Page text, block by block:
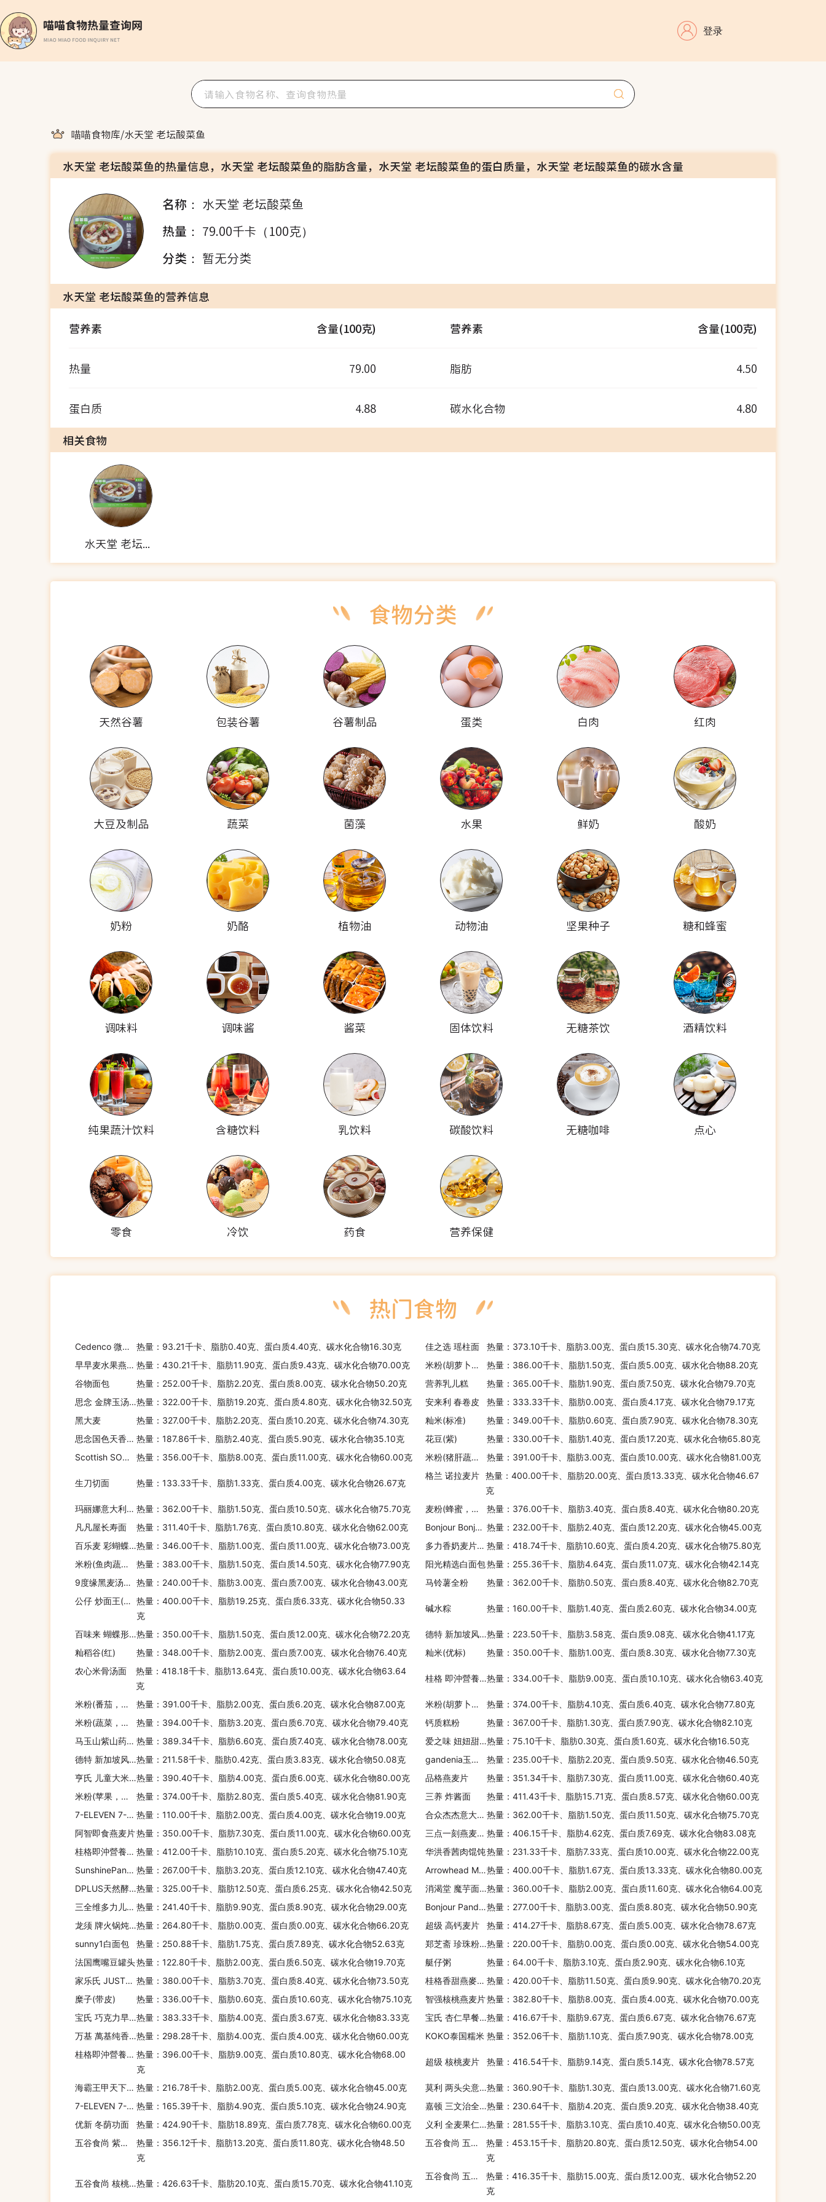
登录
喵喵食物库/水天堂 老坛酸菜鱼
水天堂 老坛酸菜鱼的热量信息，水天堂 老坛酸菜鱼的脂肪含量，水天堂 老坛酸菜鱼的蛋白质量，水天堂 老坛酸菜鱼的碳水含量
名称： 水天堂 老坛酸菜鱼
热量： 79.00千卡（100克）
分类： 暂无分类
水天堂 老坛酸菜鱼的营养信息
营养素
含量(100克) 营养素 含量(100克)
热量 79.00 脂肪 4.50
蛋白质 4.88 碳水化合物
4.80
相关食物
水天堂 老坛酸菜鱼
天然谷薯 包装谷薯 谷薯制品 蛋类 白肉 红肉
大豆及制品 蔬菜 菌藻 水果 鲜奶 酸奶
奶粉 奶酪 植物油 动物油 坚果种子 糖和蜂蜜
调味料 调味酱 酱菜 固体饮料 无糖茶饮 酒精饮料
纯果蔬汁饮料 含糖饮料 乳饮料 碳酸饮料 无糖咖啡 点心
零食 冷饮 药食 营养保健
Cedenco 微波甜玉米 热量：93.21千卡、脂肪0.40克、蛋白质4.40克、碳水化合物16.30克 佳之选 瑶柱面
热量：373.10千卡、脂肪3.00克、蛋白质15.30克、碳水化合物74.70克
早早麦水果燕麦片(苹果葡萄口味) 热量：430.21千卡、脂肪11.90克、蛋白质9.43克、碳水化合物70.00克 米粉(胡萝卜，亨氏)
热量：386.00千卡、脂肪1.50克、蛋白质5.00克、碳水化合物88.20克
谷物面包
热量：252.00千卡、脂肪2.20克、蛋白质8.00克、碳水化合物50.20克 营养乳儿糕
热量：365.00千卡、脂肪1.90克、蛋白质7.50克、碳水化合物79.70克
思念 金牌玉汤圆彩玉八宝热量：322.00千卡、脂肪19.20克、蛋白质4.80克、碳水化合物32.50克 安来利 春卷皮
热量：333.33千卡、脂肪0.00克、蛋白质4.17克、碳水化合物79.17克
黑大麦
热量：327.00千卡、脂肪2.20克、蛋白质10.20克、碳水化合物74.30克 籼米(标准)
热量：349.00千卡、脂肪0.60克、蛋白质7.90克、碳水化合物78.30克
思念国色天香玉米肉粽 热量：187.86千卡、脂肪2.40克、蛋白质5.90克、碳水化合物35.10克 花豆(紫)
热量：330.00千卡、脂肪1.40克、蛋白质17.20克、碳水化合物65.80克
Scottish SO有机燕麦片
热量：356.00千卡、脂肪8.00克、蛋白质11.00克、碳水化合物60.00克 米粉(猪肝蔬菜，亨氏) 热量：391.00千卡、脂肪3.00克、蛋白质10.00克、碳水化合物81.00克
生刀切面 热量：133.33千卡、脂肪1.33克、蛋白质4.00克、碳水化合物26.67克
格兰 诺拉麦片
热量：400.00千卡、脂肪20.00克、蛋白质13.33克、碳水化合物46.67
克
玛丽娜意大利扁面条 热量：362.00千卡、脂肪1.50克、蛋白质10.50克、碳水化合物75.70克 麦粉(蜂蜜，雀巢 )
热量：376.00千卡、脂肪3.40克、蛋白质8.40克、碳水化合物80.20克
凡凡屋长寿面
热量：311.40千卡、脂肪1.76克、蛋白质10.80克、碳水化合物62.00克 Bonjour Bonjour全麦面包 热量：232.00千卡、脂肪2.40克、蛋白质12.20克、碳水化合物45.00克
百乐麦 彩蝴蝶阶段面热量：346.00千卡、脂肪1.00克、蛋白质11.00克、碳水化合物73.00克 多力香奶麦片(原味) 热量：418.74千卡、脂肪10.60克、蛋白质4.20克、碳水化合物75.80克
米粉(鱼肉蔬菜，亨氏)
热量：383.00千卡、脂肪1.50克、蛋白质14.50克、碳水化合物77.90克 阳光精选白面包热量：255.36千卡、脂肪4.64克、蛋白质11.07克、碳水化合物42.14克
9度缘黑麦汤种面包 热量：240.00千卡、脂肪3.00克、蛋白质7.00克、碳水化合物43.00克 马铃薯全粉
热量：362.00千卡、脂肪0.50克、蛋白质8.40克、碳水化合物82.70克
公仔 炒面王(特式香辣酱) 热量：400.00千卡、脂肪19.25克、蛋白质6.33克、碳水化合物50.33
克
碱水粽 热量：160.00千卡、脂肪1.40克、蛋白质2.60克、碳水化合物34.00克
百味来 蝴蝶形意大利通心粉热量：350.00千卡、脂肪1.50克、蛋白质12.00克、碳水化合物72.20克 德特 新加坡风味饭条-什锦风味热量：223.50千卡、脂肪3.58克、蛋白质9.08克、碳水化合物41.17克
籼稻谷(红)
热量：348.00千卡、脂肪2.00克、蛋白质7.00克、碳水化合物76.40克 籼米(优标)
热量：350.00千卡、脂肪1.00克、蛋白质8.30克、碳水化合物77.30克
农心米骨汤面
热量：418.18千卡、脂肪13.64克、蛋白质10.00克、碳水化合物63.64
克
桂格 即沖營養燕麥片原味热量：334.00千卡、脂肪9.00克、蛋白质10.10克、碳水化合物63.40克
米粉(番茄，亨氏) 热量：391.00千卡、脂肪2.00克、蛋白质6.20克、碳水化合物87.00克 米粉(胡萝卜，雀巢 )
热量：374.00千卡、脂肪4.10克、蛋白质6.40克、碳水化合物77.80克
米粉(蔬菜，雀巢)
热量：394.00千卡、脂肪3.20克、蛋白质6.70克、碳水化合物79.40克 钙质糕粉
热量：367.00千卡、脂肪1.30克、蛋白质7.90克、碳水化合物82.10克
马玉山紫山药薏米露 热量：389.34千卡、脂肪6.60克、蛋白质7.40克、碳水化合物78.00克 爱之味 妞妞甜八宝热量：75.10千卡、脂肪0.30克、蛋白质1.60克、碳水化合物16.50克
德特 新加坡风味饭条-香甜红豆热量：211.58千卡、脂肪0.42克、蛋白质3.83克、碳水化合物50.08克 gandenia玉米面包
热量：235.00千卡、脂肪2.20克、蛋白质9.50克、碳水化合物46.50克
亨氏 儿童大米棒(香蕉蜂蜜口味)热量：390.40千卡、脂肪4.00克、蛋白质6.00克、碳水化合物80.00克 品格燕麦片
热量：351.34千卡、脂肪7.30克、蛋白质11.00克、碳水化合物60.40克
米粉(苹果，雀巢 )
热量：374.00千卡、脂肪2.80克、蛋白质5.40克、碳水化合物81.90克 三养 炸酱面
热量：411.43千卡、脂肪15.71克、蛋白质8.57克、碳水化合物60.00克
7-ELEVEN 7-11韩式泡菜凉面 热量：110.00千卡、脂肪2.00克、蛋白质4.00克、碳水化合物19.00克 合众杰杰意大利面 热量：362.00千卡、脂肪1.50克、蛋白质11.50克、碳水化合物75.70克
阿智即食燕麦片热量：350.00千卡、脂肪7.30克、蛋白质11.00克、碳水化合物60.00克 三点一刻燕麦薏仁露 热量：406.15千卡、脂肪4.62克、蛋白质7.69克、碳水化合物83.08克
桂格即沖營養燕麥片莓果味 热量：412.00千卡、脂肪10.10克、蛋白质5.20克、碳水化合物75.10克 华洪香茜肉馄饨热量：231.33千卡、脂肪7.33克、蛋白质10.00克、碳水化合物22.00克
SunshinePandanBread 热量：267.00千卡、脂肪3.20克、蛋白质12.10克、碳水化合物47.40克 Arrowhead Mills Arrowhead传统有机斯佩尔特麦片热量：400.00千卡、脂肪1.67克、蛋白质13.33克、碳水化合物80.00克
DPLUS天然酵母面包热量：325.00千卡、脂肪12.50克、蛋白质6.25克、碳水化合物42.50克 消渴堂 魔芋面粉(含麦麸)热量：360.00千卡、脂肪2.00克、蛋白质11.60克、碳水化合物64.00克
三全维多力儿童营养饺(鱼肉脆马蹄) 热量：241.40千卡、脂肪9.90克、蛋白质8.90克、碳水化合物29.00克 Bonjour Pandan Bread热量：277.00千卡、脂肪3.00克、蛋白质8.80克、碳水化合物50.90克
龙须 牌火锅炖粉热量：264.80千卡、脂肪0.00克、蛋白质0.00克、碳水化合物66.20克 超级 高钙麦片
热量：414.27千卡、脂肪8.67克、蛋白质5.00克、碳水化合物78.67克
sunny1白面包
热量：250.88千卡、脂肪1.75克、蛋白质7.89克、碳水化合物52.63克 郑芝斋 珍珠粉圆热量：220.00千卡、脂肪0.00克、蛋白质0.00克、碳水化合物54.00克
法国鹰嘴豆罐头热量：122.80千卡、脂肪2.00克、蛋白质6.50克、碳水化合物19.70克 艇仔粥
热量：64.00千卡、脂肪3.10克、蛋白质2.90克、碳水化合物6.10克
家乐氏 JUSTRIGHT早餐谷物(热带水果味) 热量：380.00千卡、脂肪3.70克、蛋白质8.40克、碳水化合物73.50克 桂格香甜燕麥早餐 热量：420.00千卡、脂肪11.50克、蛋白质9.90克、碳水化合物70.20克
糜子(带皮)
热量：336.00千卡、脂肪0.60克、蛋白质10.60克、碳水化合物75.10克 智强核桃燕麦片热量：382.80千卡、脂肪8.00克、蛋白质4.00克、碳水化合物70.00克
宝氏 巧克力早餐麦片热量：383.33千卡、脂肪4.00克、蛋白质3.67克、碳水化合物83.33克 宝氏 杏仁早餐麦片热量：416.67千卡、脂肪9.67克、蛋白质6.67克、碳水化合物76.67克
万基 萬基纯香原味燕麦片热量：298.28千卡、脂肪4.00克、蛋白质4.00克、碳水化合物60.00克 KOKO泰国糯米 热量：352.06千卡、脂肪1.10克、蛋白质7.90克、碳水化合物78.00克
桂格即沖營養燕麥片巧克力味 热量：396.00千卡、脂肪9.00克、蛋白质10.80克、碳水化合物68.00
克
超级 核桃麦片 热量：416.54千卡、脂肪9.14克、蛋白质5.14克、碳水化合物78.57克
海霸王甲天下奶黄包 热量：216.78千卡、脂肪2.00克、蛋白质5.00克、碳水化合物45.00克 莫利 两头尖意大利面热量：360.90千卡、脂肪1.30克、蛋白质13.00克、碳水化合物71.60克
7-ELEVEN 7-11 九宫格定食组合 热量：165.39千卡、脂肪4.90克、蛋白质5.10克、碳水化合物24.90克 嘉顿 三文治全麦面包热量：230.64千卡、脂肪4.20克、蛋白质9.20克、碳水化合物38.40克
优新 冬荫功面
热量：424.90千卡、脂肪18.89克、蛋白质7.78克、碳水化合物60.00克 义利 全麦果仁面包热量：281.55千卡、脂肪3.10克、蛋白质10.40克、碳水化合物50.00克
五谷食尚 紫米花生饮
热量：356.12千卡、脂肪13.20克、蛋白质11.80克、碳水化合物48.50
克
五谷食尚 五谷伴侣提子燕麦片
热量：453.15千卡、脂肪20.80克、蛋白质12.50克、碳水化合物54.00
克
五谷食尚 核桃芝麻饮热量：426.63千卡、脂肪20.10克、蛋白质15.70克、碳水化合物41.10克
五谷食尚 五谷伴侣 草莓燕麦片
热量：416.35千卡、脂肪15.00克、蛋白质12.00克、碳水化合物52.20
克